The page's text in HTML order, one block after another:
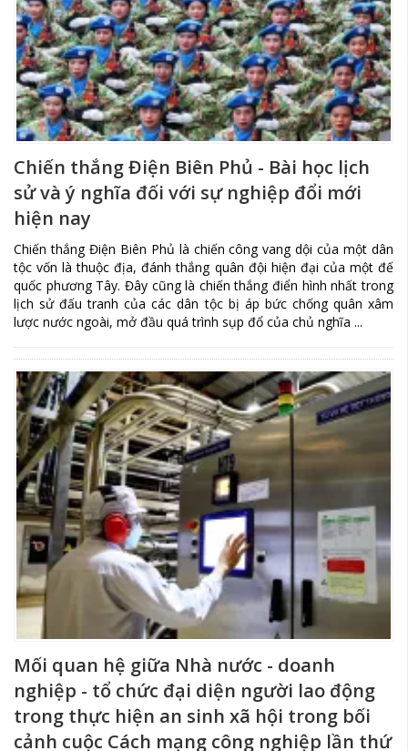
Chiến thắng Điện Biên Phủ - Bài học lịch
sử và ý nghĩa đối với sự nghiệp đổi mới
hiện nay
Chiến thắng Điện Biên Phủ là chiến công vang dội của một dân
tộc vốn là thuộc địa, đánh thắng quân đội hiện đại của một đế
quốc phương Tây. Đây cũng là chiến thắng điển hình nhất trong
lịch sử đấu tranh của các dân tộc bị áp bức chống quân xâm
lược nước ngoài, mở đầu quá trình sụp đổ của chủ nghĩa ...
Mối quan hệ giữa Nhà nước - doanh
nghiệp - tổ chức đại diện người lao động
trong thực hiện an sinh xã hội trong bối
cảnh cuộc Cách mạng công nghiệp lần thứ